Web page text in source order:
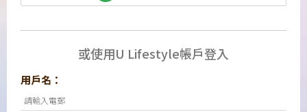
或使用U Lifestyle帳戶登入
用戶名：